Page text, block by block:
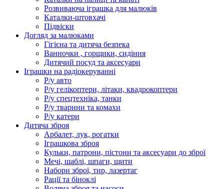
Розвиваюча іграшка для малюків
Каталки-штовхачі
Підвіски
Догляд за малюками
Гігієна та дитяча безпека
Ванночки , горщики, сидіння
Дитячий посуд та аксесуари
Іграшки на радіокеруванні
Р/у авто
Р/у гелікоптери, літаки, квадрокоптери
Р/у спецтехніка, танки
Р/у тварини та комахи
Р/у катери
Дитяча зброя
Арбалет, лук, рогатки
Іграшкова зброя
Кульки, патрони, пістони та аксесуари до зброї
Мечі, шаблі, шпаги, щити
Набори зброї, тир, лазертаг
Рації та біноклі